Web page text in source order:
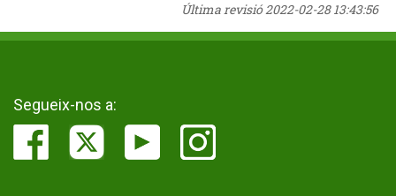
Última revisió2022-02-28 13:43:56
Segueix-nos a: